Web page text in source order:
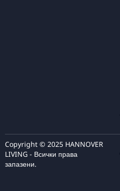
Copyright © 2025 HANNOVER
LIVING - Всички права
запазени.